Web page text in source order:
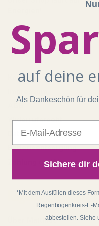
Shop
Kontakt
Widerrufsrecht
Datenschutz
Batterieentsorgung
Zahlung und Versand
Regenbogenkreis
Über Matthias
auf deine
Als Dankeschön für
Sichere dir
*Mit dem Ausfüllen dieses
Regenbogenkreis-E-
abbestellen. Siehe